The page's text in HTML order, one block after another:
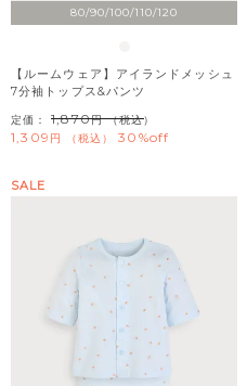
80/90/100/110/120
【ルームウェア】アイランドメッシュ
7分袖トップス&パンツ
定価： 1,870 （税込）
1,309 税込 30%off
SALE